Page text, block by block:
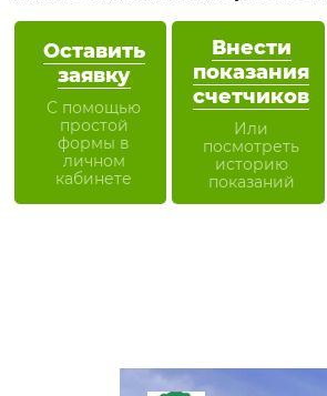
Оставить
заявку
С помощью
простой
формы в
личном
кабинете
Внести
показания
счетчиков
Или
посмотреть
историю
показаний